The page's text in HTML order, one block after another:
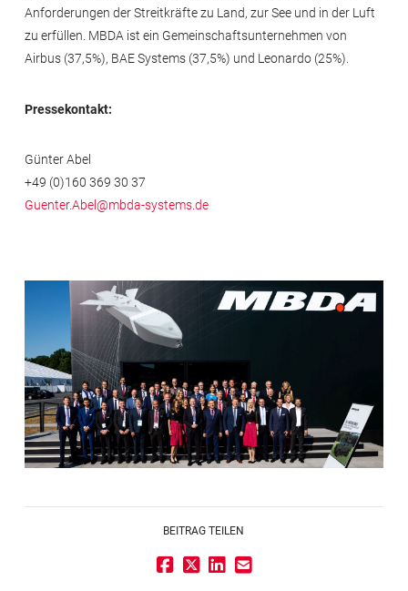
Anforderungen der Streitkräfte zu Land, zur See und in der Luft
zu erfüllen. MBDA ist ein Gemeinschaftsunternehmen von
Airbus (37,5%), BAE Systems (37,5%) und Leonardo (25%).
Pressekontakt:
Günter Abel
+49 (0)160 369 30 37
Guenter.Abel@mbda-systems.de
BEITRAG TEILEN